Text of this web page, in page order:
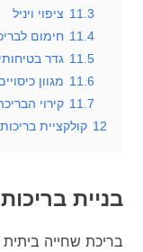
11.3 ציפוי ויניל
11.4 חימום
11.5 גדר
11.6 מגוון
11.7 קירוי
12 קולקציית
בניית
בריכת שחייה